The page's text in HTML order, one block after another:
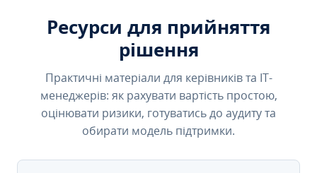
Ресурси для прийняття
рішення
Практичні матеріали для керівників та IT-
менеджерів: як рахувати вартість простою,
оцінювати ризики, готуватись до аудиту та
обирати модель підтримки.